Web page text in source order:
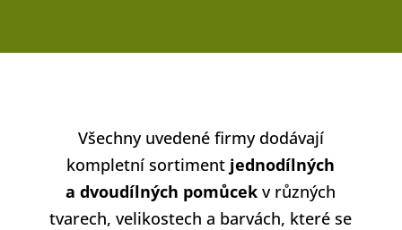
Všechny uvedené firmy dodávají
kompletní sortiment jednodílných
a dvoudílných pomůcek v různých
tvarech, velikostech a barvách, které se